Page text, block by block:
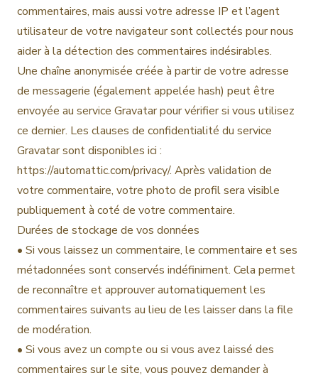
commentaires, mais aussi votre adresse IP et l’agent
utilisateur de votre navigateur sont collectés pour nous
aider à la détection des commentaires indésirables.
Une chaîne anonymisée créée à partir de votre adresse
de messagerie (également appelée hash) peut être
envoyée au service Gravatar pour vérifier si vous utilisez
ce dernier. Les clauses de confidentialité du service
Gravatar sont disponibles ici :
https://automattic.com/privacy/. Après validation de
votre commentaire, votre photo de profil sera visible
publiquement à coté de votre commentaire.
Durées de stockage de vos données
• Si vous laissez un commentaire, le commentaire et ses
métadonnées sont conservés indéfiniment. Cela permet
de reconnaître et approuver automatiquement les
commentaires suivants au lieu de les laisser dans la file
de modération.
• Si vous avez un compte ou si vous avez laissé des
commentaires sur le site, vous pouvez demander à